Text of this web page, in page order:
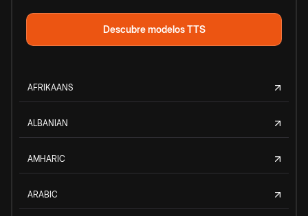
Descubre modelos TTS
AFRIKAANS
ALBANIAN
AMHARIC
ARABIC